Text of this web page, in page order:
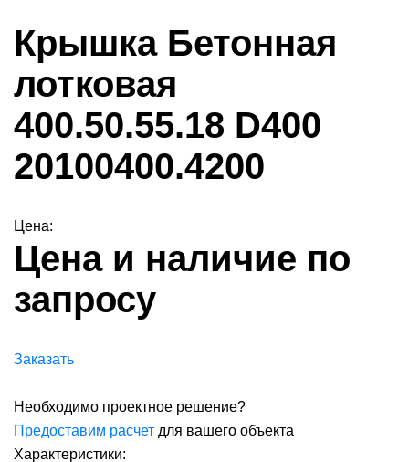
Крышка Бетонная
лотковая
400.50.55.18 D400
20100400.4200
Цена:
Цена и наличие по
запросу
Заказать
Необходимо проектное решение?
Предоставим расчет для вашего объекта
Характеристики: